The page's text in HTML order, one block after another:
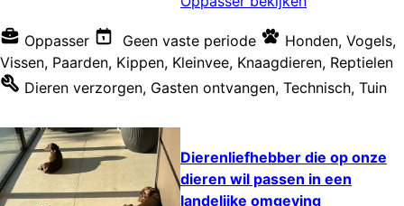
Oppasser Geen vaste periode Honden, Vogels,
Vissen, Paarden, Kippen, Kleinvee, Knaagdieren, Reptielen
Dieren verzorgen, Gasten ontvangen, Technisch, Tuin
Dierenliefhebber die op onze
dieren wil passen in een
landelijke omgeving